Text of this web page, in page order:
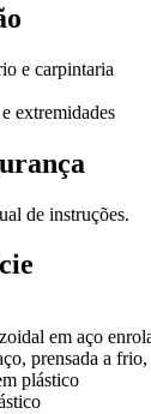
e carpintaria
extremidades
de instruções.
em aço
prensada a
plástico